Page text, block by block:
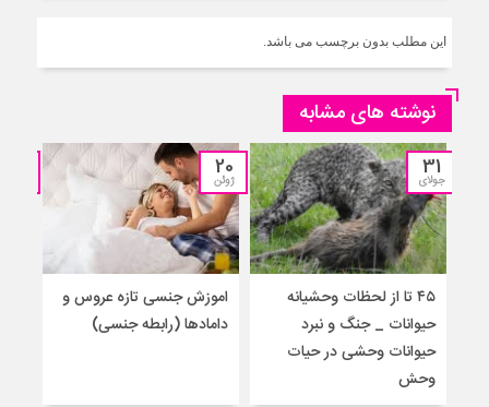
این مطلب بدون برچسب می باشد.
نوشته های مشابه
31
جولای
۴۵ تا از لحظات وحشیانه
حیوانات _ جنگ و نبرد
حیوانات وحشی در حیات
وحش
20
ژوئن
اموزش‌ جنسی تازه عروس و
دامادها (رابطه جنسی)